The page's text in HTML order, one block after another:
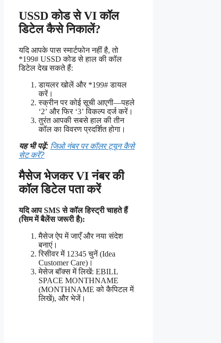
USSD कोड से VI कॉल
डिटेल कैसे निकालें?
यदि आपके पास स्मार्टफोन नहीं है, तो
*199# USSD कोड से हाल की कॉल
डिटेल देख सकते हैं:
डायलर खोलें और *199# डायल
करें।
स्क्रीन पर कोई सूची आएगी—पहले
‘2’ और फिर ‘3’ विकल्प दर्ज करें।
तुरंत आपकी सबसे हाल की तीन
कॉल का विवरण प्रदर्शित होगा।
यह भी पढ़ें: जिओ नंबर पर कॉलर ट्यून कैसे
सेट करें?
मैसेज भेजकर VI नंबर की
कॉल डिटेल पता करें
यदि आप SMS से कॉल हिस्ट्री चाहते हैं
(सिम में बैलेंस जरूरी है):
मैसेज ऐप में जाएँ और नया संदेश
बनाएं।
रिसीवर में 12345 चुनें (Idea
Customer Care)।
मेसेज बॉक्स में लिखें: EBILL
SPACE MONTHNAME
(MONTHNAME को कैपिटल में
लिखें), और भेजें।